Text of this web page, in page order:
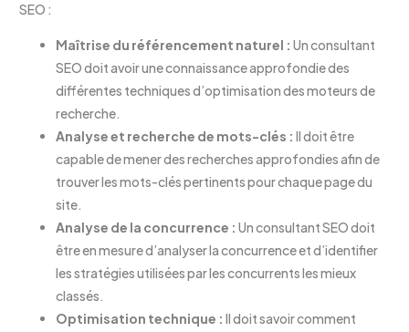
SEO :
Maîtrise du référencement naturel : Un consultant
SEO doit avoir une connaissance approfondie des
différentes techniques d’optimisation des moteurs de
recherche.
Analyse et recherche de mots-clés : Il doit être
capable de mener des recherches approfondies afin de
trouver les mots-clés pertinents pour chaque page du
site.
Analyse de la concurrence : Un consultant SEO doit
être en mesure d’analyser la concurrence et d’identifier
les stratégies utilisées par les concurrents les mieux
classés.
Optimisation technique : Il doit savoir comment